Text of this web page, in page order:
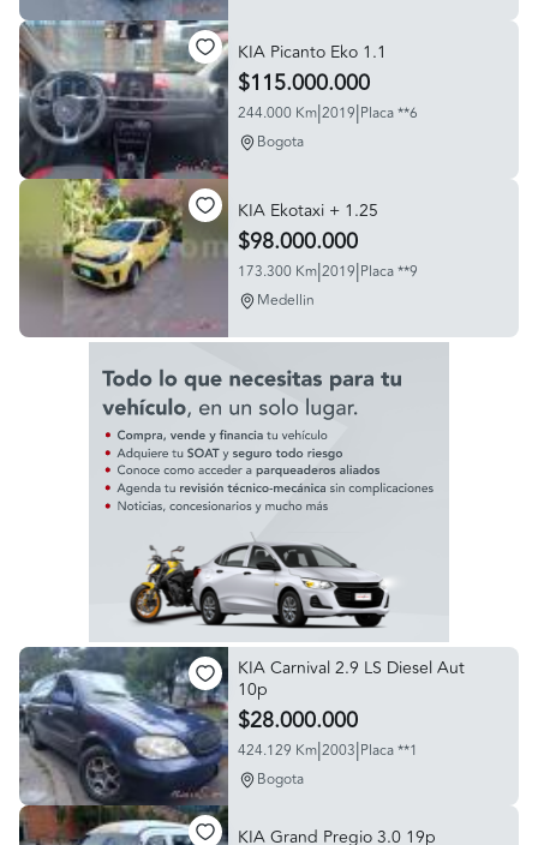
KIA Picanto Eko 1.1
$115.000.000
244.000 Km|2019|Placa **6
Bogota
KIA Ekotaxi + 1.25
$98.000.000
173.300 Km|2019|Placa **9
Medellin
KIA Carnival 2.9 LS Diesel Aut
10p
$28.000.000
424.129 Km|2003|Placa **1
Bogota
KIA Grand Pregio 3.0 19p